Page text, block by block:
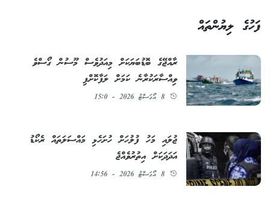
ފަހުގެ ލިޔުންތައް
ރާއްޖޭގެ ބޮޑުބަޔަކަށް މިއަދުވެސް މޫސުން ގޯސްވެ
ވިއްސާރަކުރާނެ ކަމަށް ލަފާކޮށްފި
8 އޯގަސްޓު 2026 - 15:0
ޖުލައި މަހު ފުލުހަށް ހުށަހެޅި މައްސަލަތައް ރެކޯޑު
އަދަދަކަށް އިތުރުވެއްޖެ
8 އޯގަސްޓު 2026 - 14:56